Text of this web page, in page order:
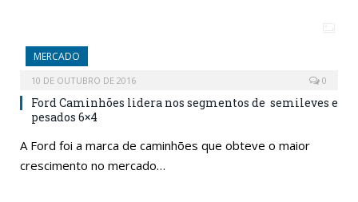
MERCADO
10 DE OUTUBRO DE 2016 0
Ford Caminhões lidera nos segmentos de semileves e
pesados 6×4
A Ford foi a marca de caminhões que obteve o maior
crescimento no mercado…